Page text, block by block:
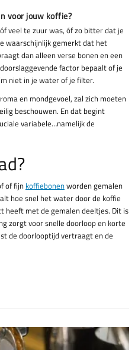
voor jouw koffie?
veel te zuur was, óf zo bitter dat je
waarschijnlijk gemerkt dat het
dan alleen verse bonen en een
factor bepaalt of je
niet in je water of je filter.
en mondgevoel, zal zich moeten
beschouwen. En dat begint
variabele…namelijk de
of fijn koffiebonenworden gemalen
hoe snel het water door de koffie
heeft met de gemalen deeltjes. Dit is
zorgt voor snelle doorloop en korte
de doorlooptijd vertraagt en de